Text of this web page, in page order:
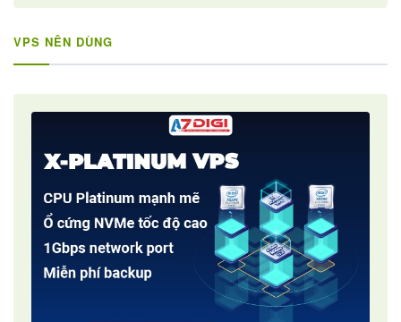
VPS NÊN DÙNG